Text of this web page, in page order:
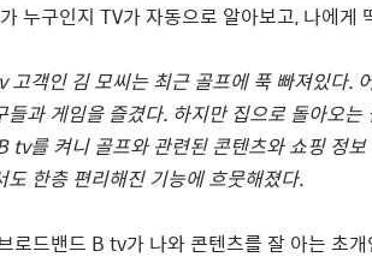
누구인지 TV가 자동으로 알아보고, 나에게
고객인 김 모씨는 최근 골프에 푹 빠져있다.
들과 게임을 즐겼다. 하지만 집으로 돌아오
tv를 켜니 골프와 관련된 콘텐츠와 쇼핑 정
도 한층 편리해진 기능에 흐뭇해졌다.
로드밴드 B tv가 나와 콘텐츠를 잘 아는 초개